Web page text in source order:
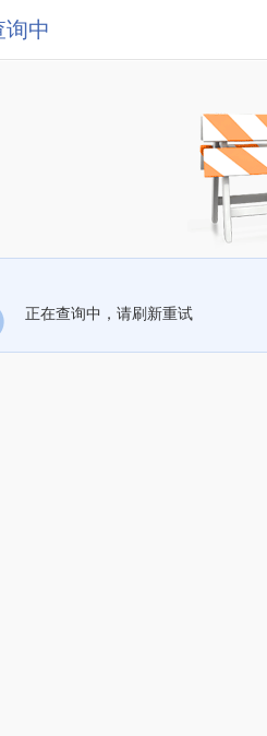
询中
正在查询中，请刷新重试